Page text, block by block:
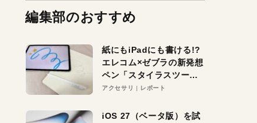
編集部のおすすめ
紙にもiPadにも書ける!?
エレコム×ゼブラの新発想
ペン「スタイラスツーウ
ェイ」レビュー。持ち替
アクセサリ レポート
iOS 27（ベータ版）を試